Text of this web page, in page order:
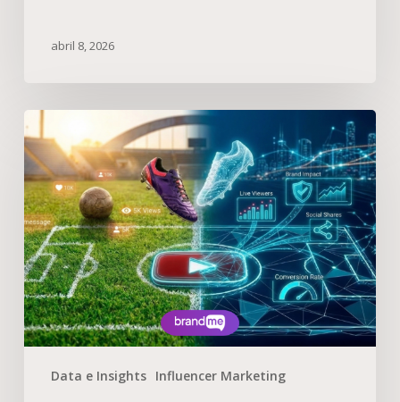
abril 8, 2026
Data e Insights Influencer Marketing